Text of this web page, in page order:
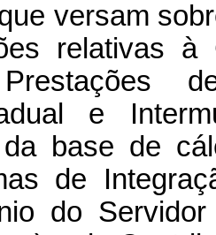
versam
relativas à
e
base de
de
do